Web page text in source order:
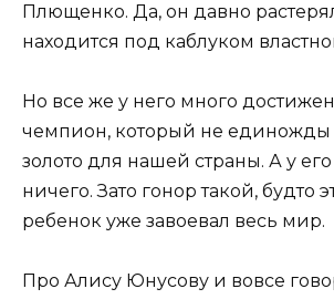
Плющенко. Да, он давно
находится под каблуком
Но все же у него много
чемпион, который не единожды
золото для нашей страны. А у
ничего. Зато гонор такой, будто
ребенок уже завоевал весь мир.
Про Алису Юнусову и вовсе